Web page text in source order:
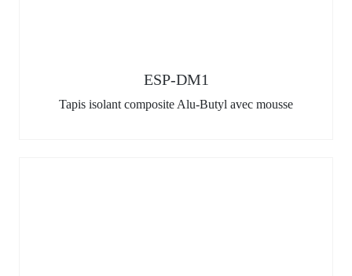
ESP-DM1
Tapis isolant composite Alu-Butyl avec mousse